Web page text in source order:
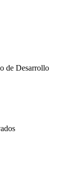
de Desarrollo